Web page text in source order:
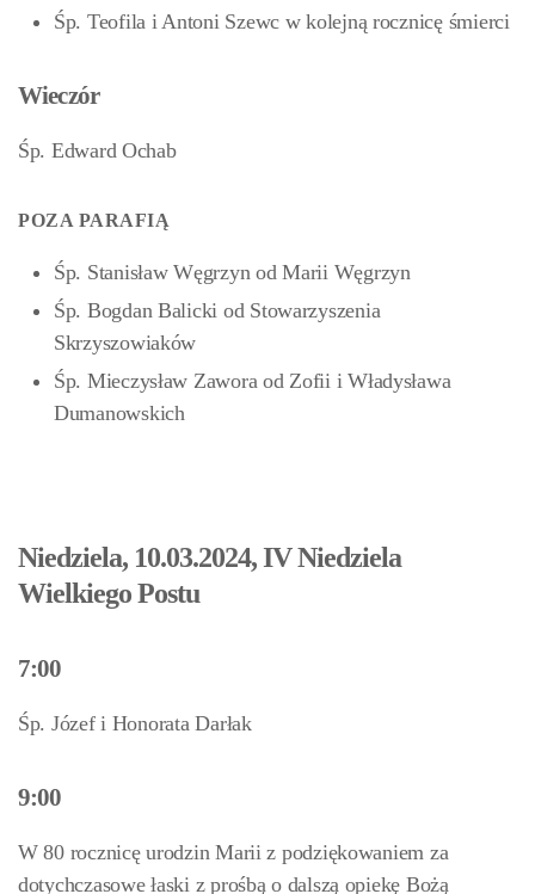
Śp. Teofila i Antoni Szewc w kolejną rocznicę śmierci
Wieczór
Śp. Edward Ochab
POZA PARAFIĄ
Śp. Stanisław Węgrzyn od Marii Węgrzyn
Śp. Bogdan Balicki od Stowarzyszenia
Skrzyszowiaków
Śp. Mieczysław Zawora od Zofii i Władysława
Dumanowskich
Niedziela, 10.03.2024, IV Niedziela
Wielkiego Postu
7:00
Śp. Józef i Honorata Darłak
9:00
W 80 rocznicę urodzin Marii z podziękowaniem za
dotychczasowe łaski z prośbą o dalszą opiekę Bożą